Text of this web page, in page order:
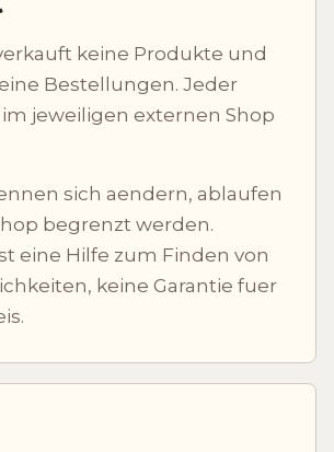
keine Produkte und
Bestellungen. Jeder
jeweiligen externen Shop
sich aendern, ablaufen
begrenzt werden.
eine Hilfe zum Finden von
keine Garantie fuer